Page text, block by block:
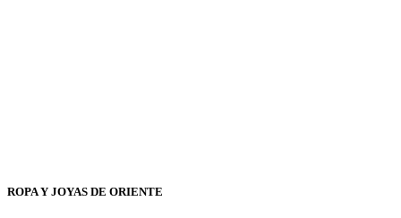
ROPA Y JOYAS DE ORIENTE